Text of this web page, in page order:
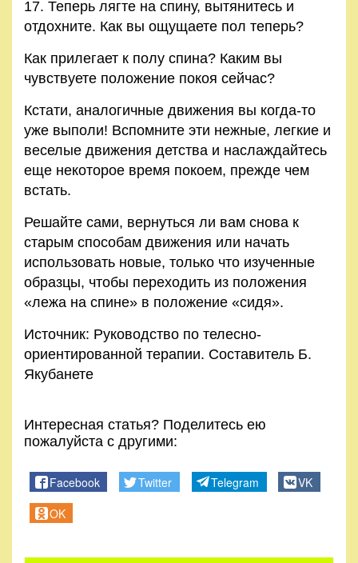
17. Теперь лягте на спину, вытянитесь и
отдохните. Как вы ощущаете пол теперь?
Как прилегает к полу спина? Каким вы
чувствуете положение покоя сейчас?
Кстати, аналогичные движения вы когда-то
уже выполи! Вспомните эти нежные, легкие и
веселые движения детства и наслаждайтесь
еще некоторое время покоем, прежде чем
встать.
Решайте сами, вернуться ли вам снова к
старым способам движения или начать
использовать новые, только что изученные
образцы, чтобы переходить из положения
«лежа на спине» в положение «сидя».
Источник: Руководство по телесно-
ориентированной терапии. Составитель Б.
Якубанете
Интересная статья? Поделитесь ею
пожалуйста с другими:
Facebook Twitter Telegram
VK
OK